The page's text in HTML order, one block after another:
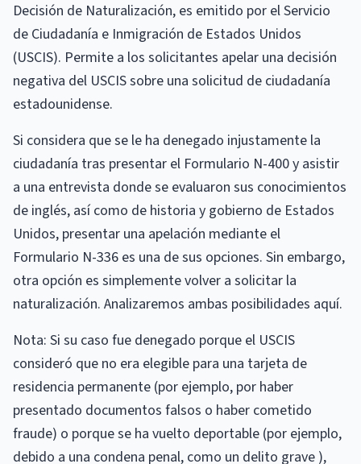
Decisión de Naturalización, es emitido por el Servicio
de Ciudadanía e Inmigración de Estados Unidos
(USCIS). Permite a los solicitantes apelar una decisión
negativa del USCIS sobre una solicitud de ciudadanía
estadounidense.
Si considera que se le ha denegado injustamente la
ciudadanía tras presentar el Formulario N-400 y asistir
a una entrevista donde se evaluaron sus conocimientos
de inglés, así como de historia y gobierno de Estados
Unidos, presentar una apelación mediante el
Formulario N-336 es una de sus opciones. Sin embargo,
otra opción es simplemente volver a solicitar la
naturalización. Analizaremos ambas posibilidades aquí.
Nota: Si su caso fue denegado porque el USCIS
consideró que no era elegible para una tarjeta de
residencia permanente (por ejemplo, por haber
presentado documentos falsos o haber cometido
fraude) o porque se ha vuelto deportable (por ejemplo,
debido a una condena penal, como un delito grave ),